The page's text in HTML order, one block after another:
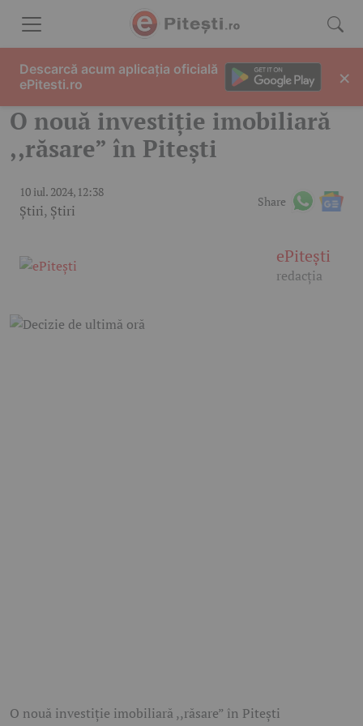
O nouă investiție imobiliară
,,răsare” în Pitești
10 iul. 2024, 12:38
Știri, Știri
Share
ePitești
redacția
O nouă investiție imobiliară ,,răsare” în Pitești
Descarcă acum aplicația oficială
ePitesti.ro
×